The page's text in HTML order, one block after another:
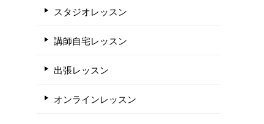
スタジオレッスン
講師自宅レッスン
出張レッスン
オンラインレッスン